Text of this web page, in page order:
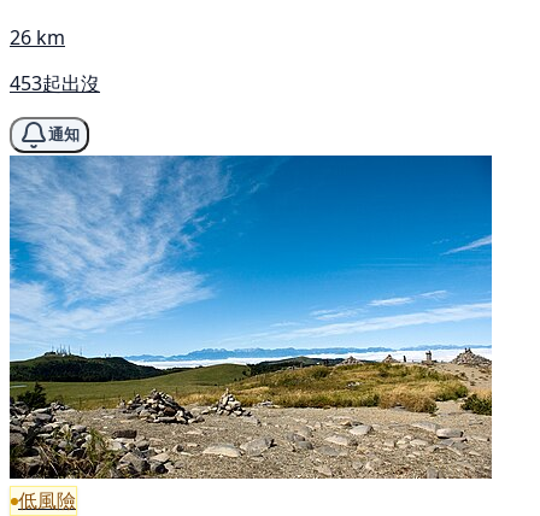
26 km
453起出沒
通知
低風險